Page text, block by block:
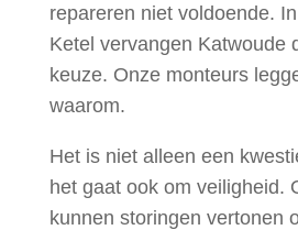
repareren niet voldoende.
Ketel vervangen Katwoude
keuze. Onze monteurs
waarom.
Het is niet alleen een
het gaat ook om veiligheid.
kunnen storingen vertonen